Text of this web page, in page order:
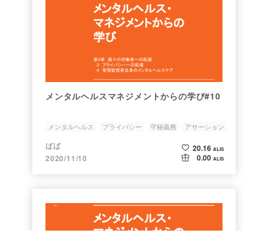
メンタルヘルスマネジメントからの学び#10
メンタルヘルス プライバシー 守秘義務
アサーション
管理監督者自身のメンタルヘルスケア
ばば
2020/11/10
20.16 ALIS
0.00 ALIS